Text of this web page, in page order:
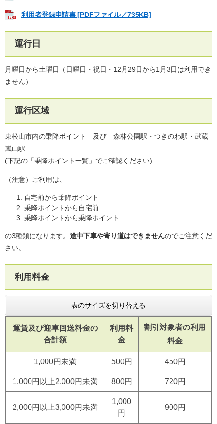
利用者登録申請書 [PDFファイル／735KB]
運行日
月曜日から土曜日（日曜日・祝日・12月29日から1月3日は利用でき
ません）
運行区域
東松山市内の乗降ポイント 及び 森林公園駅・つきのわ駅・武蔵
嵐山駅
(下記の「乗降ポイント一覧」でご確認ください)
（注意）ご利用は、
自宅前から乗降ポイント
乗降ポイントから自宅前
乗降ポイントから乗降ポイント
の3種類になります。 途中下車や寄り道はできませんのでご注意くだ
さい。
利用料金
表のサイズを切り替える
運賃及び迎車回送料金の
合計額
利用料
金
割引対象者の利用
料金
1,000円未満 500円 450円
1,000円以上2,000円未満 800円 720円
2,000円以上3,000円未満
1,000
円
900円